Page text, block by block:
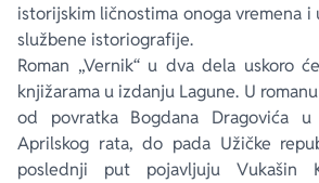
istorijskim ličnostima onoga vremena
službene istoriografije.
Roman „Vernik“ u dva dela uskoro
knjižarama u izdanju Lagune. U
od povratka Bogdana Dragovića u
Aprilskog rata, do pada Užičke
poslednji put pojavljuju Vukašin